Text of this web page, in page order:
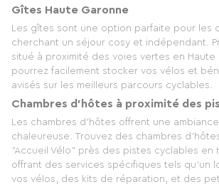
Gîtes Haute Garonne
Les gîtes sont une option parfaite pour les
cherchant un séjour cosy et indépendant.
situé à proximité des voies vertes en Haute
pourrez facilement stocker vos vélos et
avisés sur les meilleurs parcours cyclables.
Chambres d’hôtes à proximité des
Les chambres d'hôtes offrent une
chaleureuse. Trouvez des chambres
"Accueil Vélo" près des pistes cyclables en
offrant des services spécifiques tels qu’un
vos vélos, des kits de réparation, et des